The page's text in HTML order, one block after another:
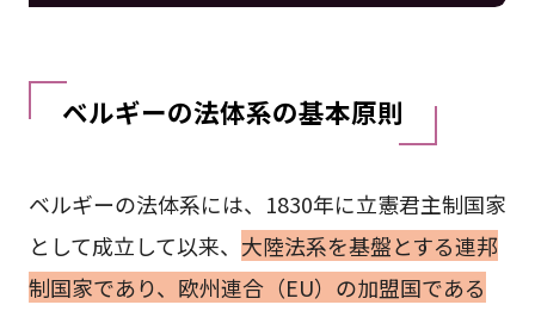
ベルギーの法体系の基本原則
ベルギーの法体系には、1830年に立憲君主制国家
として成立して以来、 大陸法系を基盤とする連邦
制国家であり、欧州連合（EU）の加盟国である